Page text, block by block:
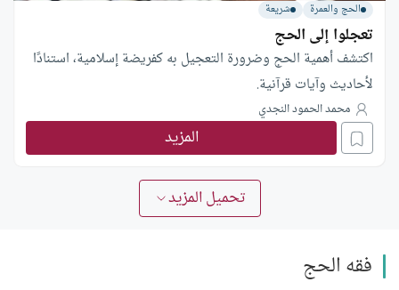
الحج والعمرة شريعة
تعجلوا إلى الحج
اكتشف أهمية الحج وضرورة التعجيل به كفريضة إسلامية، استنادًا
لأحاديث وآيات قرآنية.
محمد الحمود النجدي
المزيد
تحميل المزيد
فقه الحج